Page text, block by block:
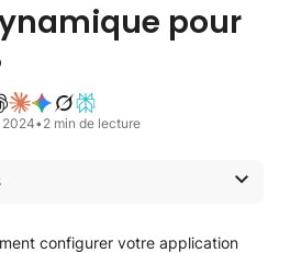
pour
2024•2 min de lecture
dynamique
configurer votre application